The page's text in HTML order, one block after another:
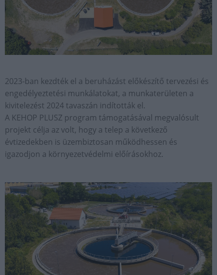
2023-ban kezdték el a beruházást előkészítő tervezési és
engedélyeztetési munkálatokat, a munkaterületen a
kivitelezést 2024 tavaszán indították el.
A KEHOP PLUSZ program támogatásával megvalósult
projekt célja az volt, hogy a telep a következő
évtizedekben is üzembiztosan működhessen és
igazodjon a környezetvédelmi előírásokhoz.